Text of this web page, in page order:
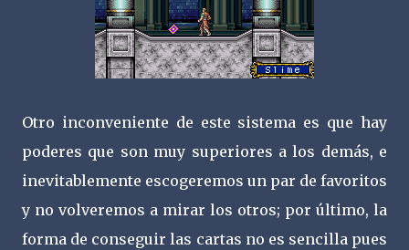
Otro inconveniente de este sistema es que hay
poderes que son muy superiores a los demás, e
inevitablemente escogeremos un par de favoritos
y no volveremos a mirar los otros; por último, la
forma de conseguir las cartas no es sencilla pues